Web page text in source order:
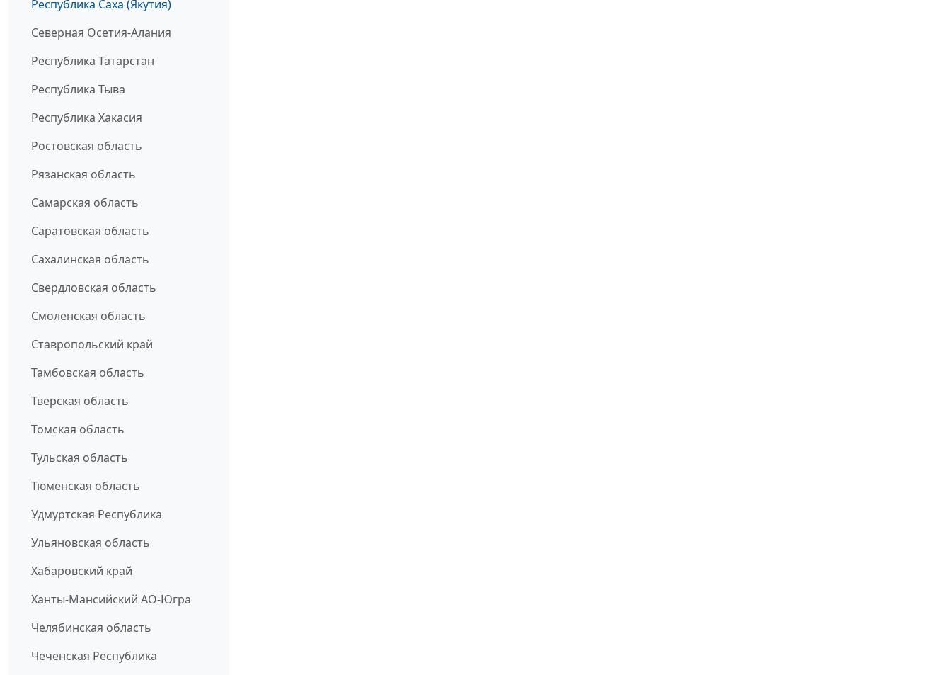
Республика Саха (Якутия)
Северная Осетия-Алания
Республика Татарстан
Республика Тыва
Республика Хакасия
Ростовская область
Рязанская область
Самарская область
Саратовская область
Сахалинская область
Свердловская область
Смоленская область
Ставропольский край
Тамбовская область
Тверская область
Томская область
Тульская область
Тюменская область
Удмуртская Республика
Ульяновская область
Хабаровский край
Ханты-Мансийский АО-Югра
Челябинская область
Чеченская Республика